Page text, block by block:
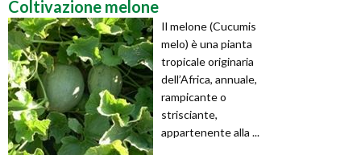
Coltivazione melone
Il melone (Cucumis
melo) è una pianta
tropicale originaria
dell’Africa, annuale,
rampicante o
strisciante,
appartenente alla ...